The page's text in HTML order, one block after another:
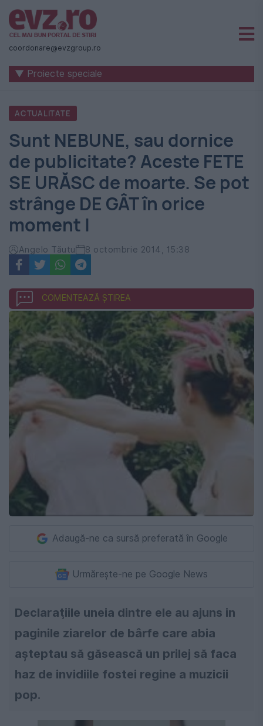
Știri
naționale
internaționale
România
-
Evenimentul
Zilei
coordonare@evzgroup.ro
▼ Proiecte speciale
ACTUALITATE
Sunt NEBUNE, sau dornice
de publicitate? Aceste FETE
SE URĂSC de moarte. Se pot
strânge DE GÂT în orice
moment |
Angelo Tăutu 8 octombrie 2014, 15:38
COMENTEAZĂ ȘTIREA
Adaugă-ne ca sursă preferată în Google
Urmărește-ne pe Google News
Declaraţiile uneia dintre ele au ajuns in
paginile ziarelor de bârfe care abia
aşteptau să găsească un prilej să faca
haz de invidiile fostei regine a muzicii
pop.